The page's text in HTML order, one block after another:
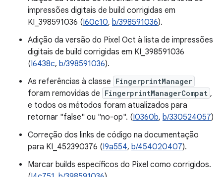
impressões digitais de build corrigidas em
KI_398591036 (I60c10, b/398591036).
Adição da versão do Pixel Oct à lista de impressões
digitais de build corrigidas em KI_398591036
(I6438c, b/398591036).
As referências à classe FingerprintManager
foram removidas de FingerprintManagerCompat ,
e todos os métodos foram atualizados para
retornar "false" ou "no-op". (I0360b, b/330524057)
Correção dos links de código na documentação
para KI_452390376 (I9a554, b/454020407).
Marcar builds específicos do Pixel como corrigidos.